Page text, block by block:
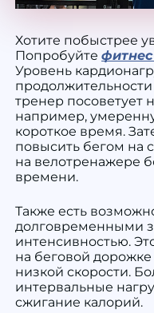
Хотите побыстрее
Попробуйте
Уровень
тренер посоветует
например,
короткое время.
повысить бегом на
на велотренажере
времени.
Также есть
долговременными
интенсивностью.
на беговой
низкой скорости.
интервальные
сжигание калорий.